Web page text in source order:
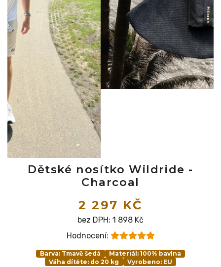
Dětské nosítko Wildride -
Charcoal
2 297 KČ
bez DPH:
Hodnocení:
Barva: Tmavě šedá
Materiál: 100% bavlna
Nosítko Wildride Charcoal kombinuje minimalistickou
eleganci s tmavě šedým odstínem, který ladí s
jakýmkoli stylem a poskytuje maximální pohodlí. Je
že vaše dítě je vždy blízko a v bezpečí během každého